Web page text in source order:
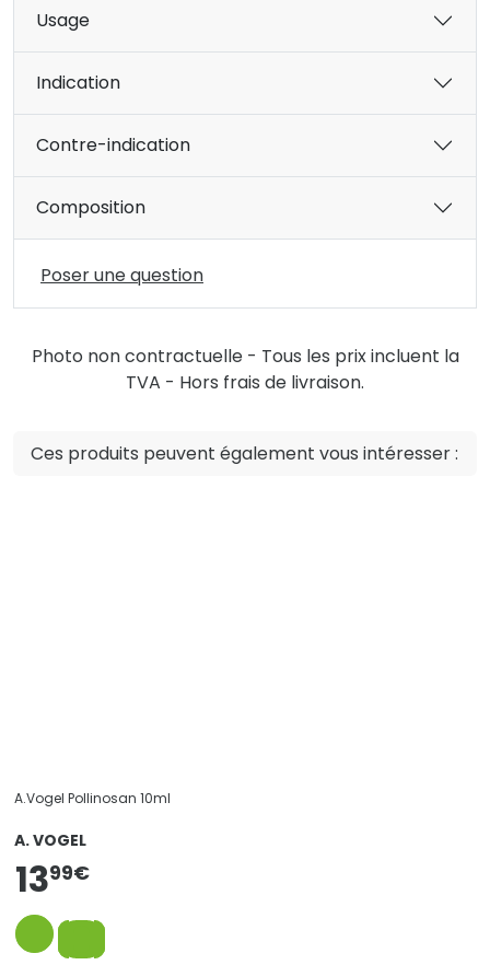
Usage
Indication
Contre-indication
Composition
Poser une question
Photo non contractuelle - Tous les prix incluent la
TVA - Hors frais de livraison.
Ces produits peuvent également vous intéresser :
A.Vogel Pollinosan 10ml
A. VOGEL
1399€